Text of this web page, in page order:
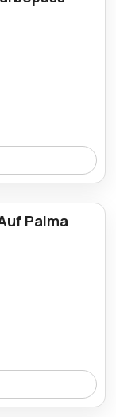
im
Palma
ins